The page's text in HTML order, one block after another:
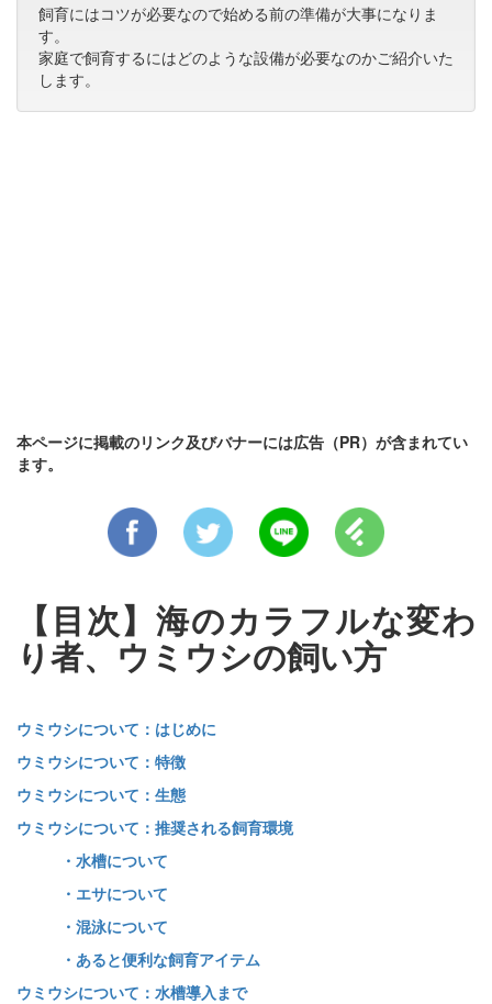
飼育にはコツが必要なので始める前の準備が大事になりま
す。
家庭で飼育するにはどのような設備が必要なのかご紹介いた
します。
本ページに掲載のリンク及びバナーには広告（PR）が含まれてい
ます。
【目次】海のカラフルな変わ
り者、ウミウシの飼い方
ウミウシについて：はじめに
ウミウシについて：特徴
ウミウシについて：生態
ウミウシについて：推奨される飼育環境
・水槽について
・エサについて
・混泳について
・あると便利な飼育アイテム
ウミウシについて：水槽導入まで